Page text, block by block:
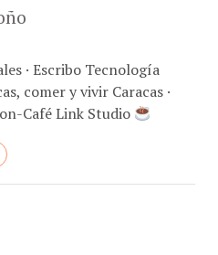
· Escribo Tecnología
comer y vivir Caracas ·
Café Link Studio